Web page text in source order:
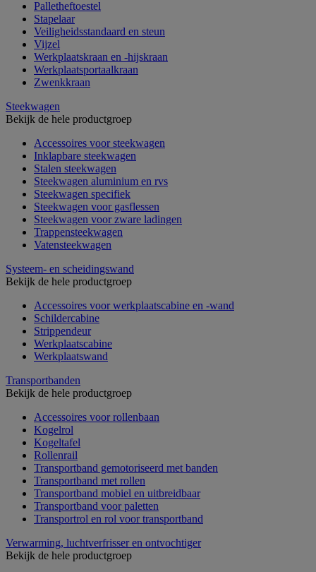
Palletheftoestel
Stapelaar
Veiligheidsstandaard en steun
Vijzel
Werkplaatskraan en -hijskraan
Werkplaatsportaalkraan
Zwenkkraan
Steekwagen
Bekijk de hele productgroep
Accessoires voor steekwagen
Inklapbare steekwagen
Stalen steekwagen
Steekwagen aluminium en rvs
Steekwagen specifiek
Steekwagen voor gasflessen
Steekwagen voor zware ladingen
Trappensteekwagen
Vatensteekwagen
Systeem- en scheidingswand
Bekijk de hele productgroep
Accessoires voor werkplaatscabine en -wand
Schildercabine
Strippendeur
Werkplaatscabine
Werkplaatswand
Transportbanden
Bekijk de hele productgroep
Accessoires voor rollenbaan
Kogelrol
Kogeltafel
Rollenrail
Transportband gemotoriseerd met banden
Transportband met rollen
Transportband mobiel en uitbreidbaar
Transportband voor paletten
Transportrol en rol voor transportband
Verwarming, luchtverfrisser en ontvochtiger
Bekijk de hele productgroep